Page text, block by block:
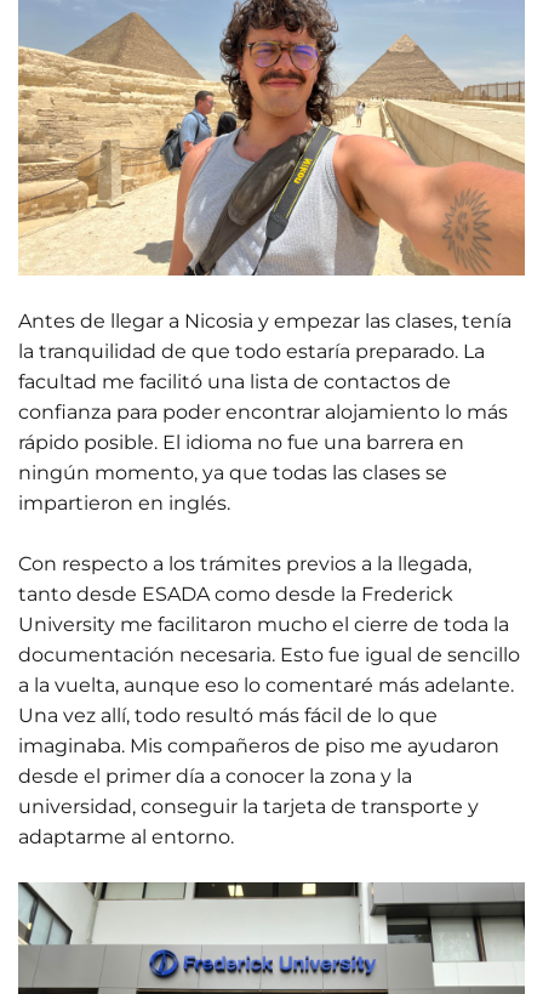
Antes de llegar a Nicosia y empezar las clases, tenía
la tranquilidad de que todo estaría preparado. La
facultad me facilitó una lista de contactos de
confianza para poder encontrar alojamiento lo más
rápido posible. El idioma no fue una barrera en
ningún momento, ya que todas las clases se
impartieron en inglés.
Con respecto a los trámites previos a la llegada,
tanto desde ESADA como desde la Frederick
University me facilitaron mucho el cierre de toda la
documentación necesaria. Esto fue igual de sencillo
a la vuelta, aunque eso lo comentaré más adelante.
Una vez allí, todo resultó más fácil de lo que
imaginaba. Mis compañeros de piso me ayudaron
desde el primer día a conocer la zona y la
universidad, conseguir la tarjeta de transporte y
adaptarme al entorno.